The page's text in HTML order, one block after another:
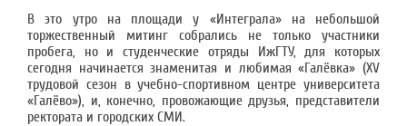
В это утро на площади у «Интеграла» на небольшой
торжественный митинг собрались не только участники
пробега, но и студенческие отряды ИжГТУ, для которых
сегодня начинается знаменитая и любимая «Галёвка» (XV
трудовой сезон в учебно-спортивном центре университета
«Галёво»), и, конечно, провожающие друзья, представители
ректората и городских СМИ.